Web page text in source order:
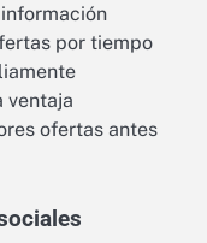
por tiempo
ventaja
ofertas antes